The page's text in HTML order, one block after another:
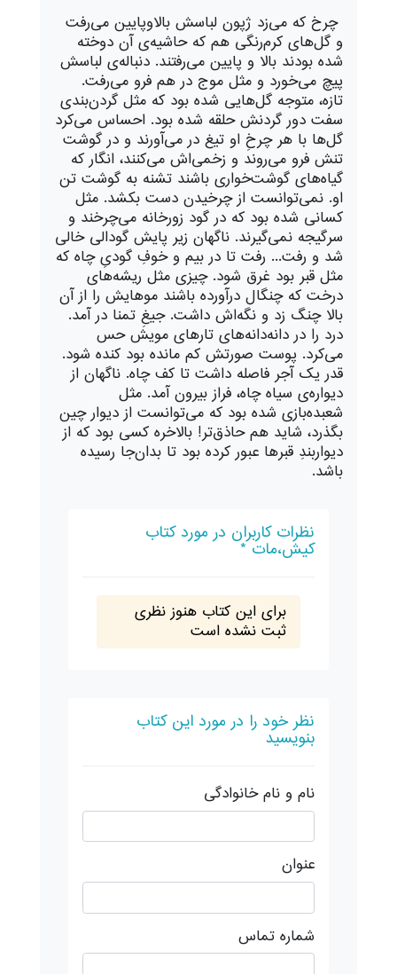
چرخ که می‌زد ژپون لباسش بالاوپایین می‌رفت
و گل‌های کرم‌رنگی هم که حاشیه‌ی آن دوخته
شده بودند بالا و پایین می‌رفتند. دنباله‌ی لباسش
پیچ می‌خورد و مثل موج در هم فرو می‌رفت.
تازه، متوجه گل‌هایی شده بود که مثل گردن‌بندی
سفت دور گردنش حلقه شده بود. احساس می‌کرد
گل‌ها با هر چرخِ او تیغ در می‌آورند و در گوشت
تنش فرو می‌روند و زخمی‌اش می‌کنند، انگار که
گیاه‌های گوشت‌خواری باشند تشنه به گوشت تن
او. نمی‌توانست از چرخیدن دست بکشد. مثل
کسانی شده بود که در گود زورخانه می‌چرخند و
سرگیجه نمی‌گیرند. ناگهان زیر پایش گودالی خالی
شد و رفت... رفت تا در بیم و خوفِ گودیِ چاه که
مثل قبر بود غرق شود. چیزی مثل ریشه‌های
درخت که چنگال درآورده باشند موهایش را از آن
بالا چنگ زد و نگه‌اش داشت. جیغِ تمنا در آمد.
درد را در دانه‌دانه‌های تارهای مویش حس
می‌کرد. پوست صورتش کم مانده بود کنده شود.
قدر یک آجر فاصله داشت تا کف چاه. ناگهان از
دیواره‌ی سیاه چاه، فراز بیرون آمد. مثل
شعبده‌بازی شده بود که می‌توانست از دیوار چین
بگذرد، شاید هم حاذق‌تر! بالاخره کسی بود که از
دیواربندِ قبرها عبور کرده بود تا بدان‌جا رسیده
باشد.
نظرات کاربران در مورد کتاب
کیش،مات *
برای این کتاب هنوز نظری
ثبت نشده است
نظر خود را در مورد این کتاب
بنویسید
نام و نام خانوادگی
عنوان
شماره تماس